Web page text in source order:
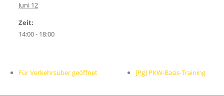
Juni 12
Zeit:
14:00 - 18:00
Für Verkehrsüber geöffnet [Pg] PKW-Basis-Training